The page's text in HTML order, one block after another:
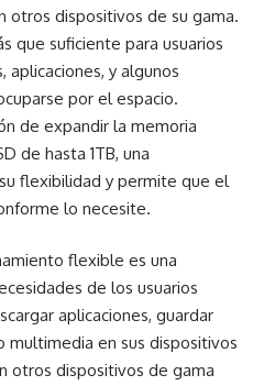
otros dispositivos de su gama.
que suficiente para usuarios
y algunos
por el espacio.
de expandir la memoria
de hasta 1TB, una
flexibilidad y permite que el
lo necesite.
flexible es una
de los usuarios
aplicaciones, guardar
multimedia en sus dispositivos
otros dispositivos de gama